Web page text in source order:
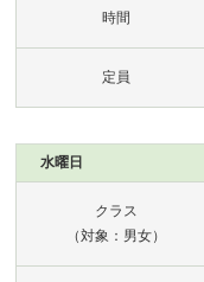
時間
定員
水曜日
クラス
（対象：男女）